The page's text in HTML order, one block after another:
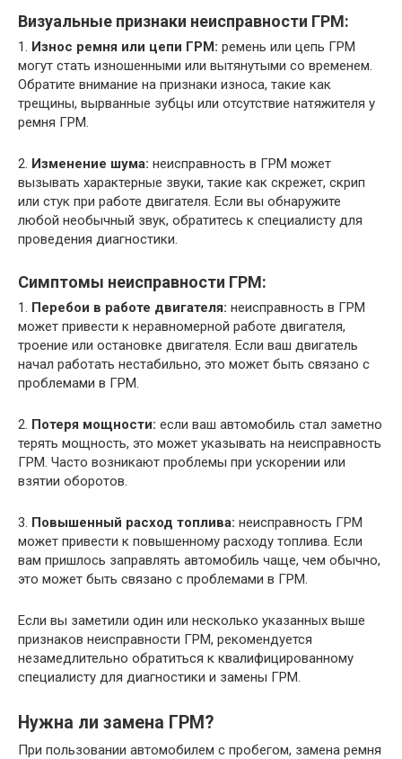
Визуальные признаки неисправности ГРМ:
1. Износ ремня или цепи ГРМ: ремень или цепь ГРМ
могут стать изношенными или вытянутыми со временем.
Обратите внимание на признаки износа, такие как
трещины, вырванные зубцы или отсутствие натяжителя у
ремня ГРМ.
2. Изменение шума: неисправность в ГРМ может
вызывать характерные звуки, такие как скрежет, скрип
или стук при работе двигателя. Если вы обнаружите
любой необычный звук, обратитесь к специалисту для
проведения диагностики.
Симптомы неисправности ГРМ:
1. Перебои в работе двигателя: неисправность в ГРМ
может привести к неравномерной работе двигателя,
троение или остановке двигателя. Если ваш двигатель
начал работать нестабильно, это может быть связано с
проблемами в ГРМ.
2. Потеря мощности: если ваш автомобиль стал заметно
терять мощность, это может указывать на неисправность
ГРМ. Часто возникают проблемы при ускорении или
взятии оборотов.
3. Повышенный расход топлива: неисправность ГРМ
может привести к повышенному расходу топлива. Если
вам пришлось заправлять автомобиль чаще, чем обычно,
это может быть связано с проблемами в ГРМ.
Если вы заметили один или несколько указанных выше
признаков неисправности ГРМ, рекомендуется
незамедлительно обратиться к квалифицированному
специалисту для диагностики и замены ГРМ.
Нужна ли замена ГРМ?
При пользовании автомобилем с пробегом, замена ремня